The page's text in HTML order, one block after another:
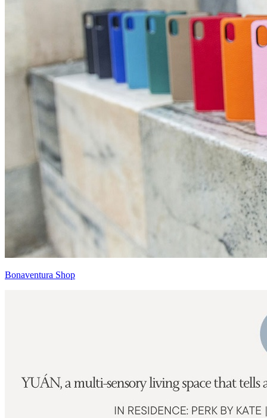
Bonaventura Shop